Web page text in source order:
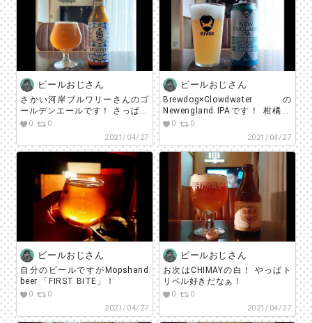
ビールおじさん
さかい河岸ブルワリーさんのゴ
ールデンエールです！ さっぱり
すっきり！爽やか～！
0
0
2021/04/27
ビールおじさん
Brewdog×Clowdwaterの
Newengland IPAです！ 柑橘系
の良い匂い、苦味も抑えめで飲
0
0
2021/04/27
ビールおじさん
自分のビールですがMopshand
beer 「FIRST BITE」！
0
0
2021/04/27
ビールおじさん
お次はCHIMAYの白！ やっぱト
リペル好きだなぁ！
0
0
2021/04/27